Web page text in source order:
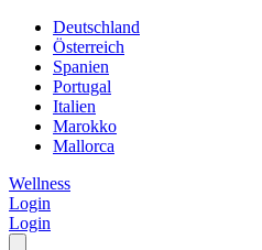
Deutschland
Österreich
Spanien
Portugal
Italien
Marokko
Mallorca
Wellness
Login
Login